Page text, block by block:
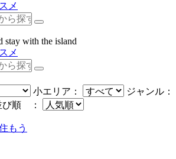
stay with the island
小エリア：
ジャンル：
び順 ：
もう